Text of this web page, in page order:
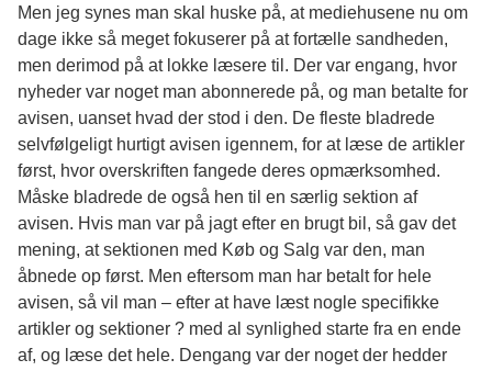
Men jeg synes man skal huske på, at mediehusene nu om
dage ikke så meget fokuserer på at fortælle sandheden,
men derimod på at lokke læsere til. Der var engang, hvor
nyheder var noget man abonnerede på, og man betalte for
avisen, uanset hvad der stod i den. De fleste bladrede
selvfølgeligt hurtigt avisen igennem, for at læse de artikler
først, hvor overskriften fangede deres opmærksomhed.
Måske bladrede de også hen til en særlig sektion af
avisen. Hvis man var på jagt efter en brugt bil , så gav det
mening, at sektionen med Køb og Salg var den, man
åbnede op først. Men eftersom man har betalt for hele
avisen, så vil man – efter at have læst nogle specifikke
artikler og sektioner ? med al synlighed starte fra en ende
af, og læse det hele. Dengang var der noget der hedder